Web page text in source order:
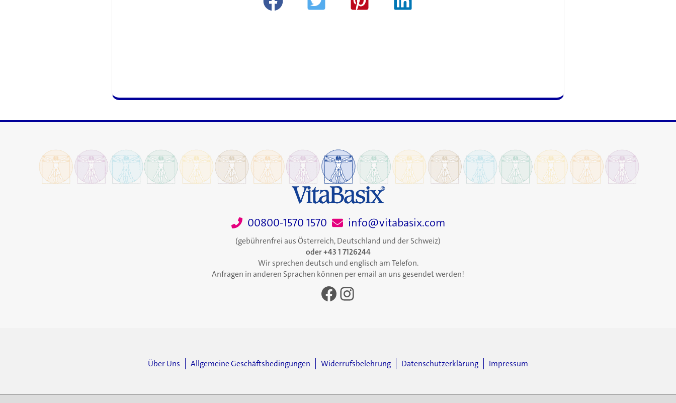
00800-1570 1570 info@vitabasix.com
(gebührenfrei aus Österreich, Deutschland und der Schweiz)
oder +43 1 7126244
Wir sprechen deutsch und englisch am Telefon.
Anfragen in anderen Sprachen können per email an uns gesendet werden!
Facebook
Instagram
Über Uns Allgemeine Geschäftsbedingungen Widerrufsbelehrung Datenschutzerklärung Impressum